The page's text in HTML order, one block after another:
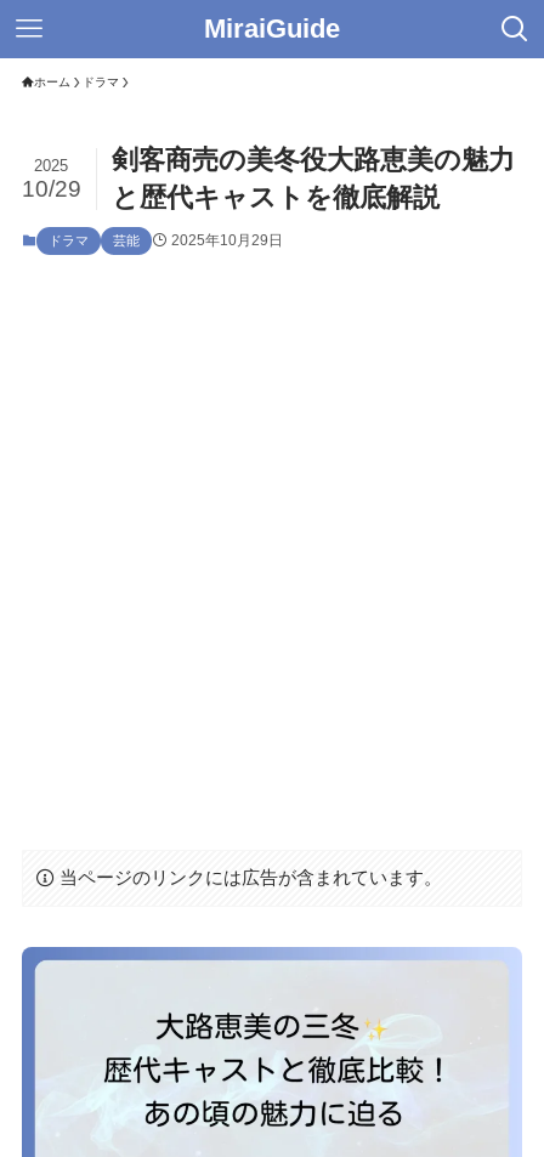
MiraiGuide
ホーム ドラマ
剣客商売の美冬役大路恵美の魅力
と歴代キャストを徹底解説
2025
10/29
ドラマ 芸能 2025年10月29日
当ページのリンクには広告が含まれています。